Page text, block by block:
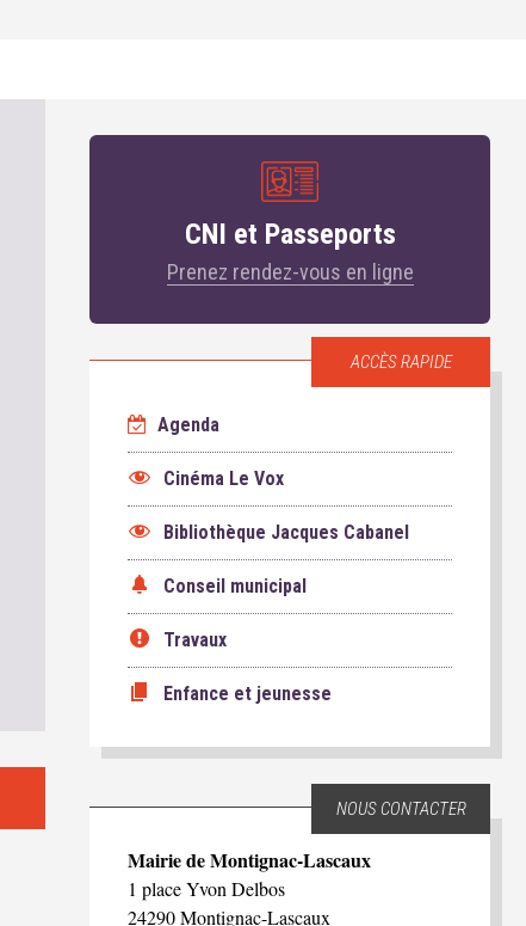
CNI et Passeports
Prenez rendez-vous en ligne
ACCÈS RAPIDE
Agenda
Cinéma Le Vox
Bibliothèque Jacques Cabanel
Conseil municipal
Travaux
Enfance et jeunesse
NOUS CONTACTER
Mairie de Montignac-Lascaux
1 place Yvon Delbos
24290 Montignac-Lascaux